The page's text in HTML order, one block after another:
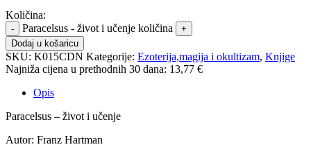
Količina:
Paracelsus - život i učenje količina
Dodaj u košaricu
SKU: K015CDN Kategorije: Ezoterija,magija i okultizam, Knjige
Najniža cijena u prethodnih 30 dana: 13,77 €
Opis
Paracelsus – život i učenje
Autor: Franz Hartman